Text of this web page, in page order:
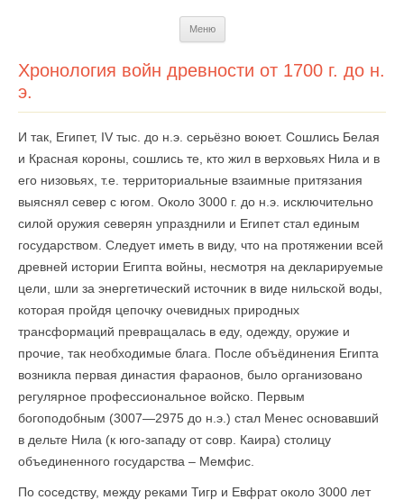
Меню
Хронология войн древности от 1700 г. до н.
э.
И так, Египет, IV тыс. до н.э. серьёзно воюет. Сошлись Белая
и Красная короны, сошлись те, кто жил в верховьях Нила и в
его низовьях, т.е. территориальные взаимные притязания
выяснял север с югом. Около 3000 г. до н.э. исключительно
силой оружия северян упразднили и Египет стал единым
государством. Следует иметь в виду, что на протяжении всей
древней истории Египта войны, несмотря на декларируемые
цели, шли за энергетический источник в виде нильской воды,
которая пройдя цепочку очевидных природных
трансформаций превращалась в еду, одежду, оружие и
прочие, так необходимые блага. После объёдинения Египта
возникла первая династия фараонов, было организовано
регулярное профессиональное войско. Первым
богоподобным (3007—2975 до н.э.) стал Менес основавший
в дельте Нила (к юго-западу от совр. Каира) столицу
объединенного государства – Мемфис.
По соседству, между реками Тигр и Евфрат около 3000 лет